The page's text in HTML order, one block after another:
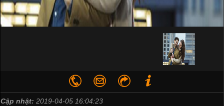
Cập nhật: 2019-04-05 16:04:23